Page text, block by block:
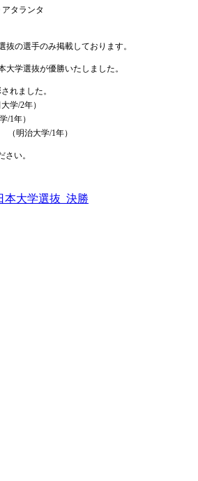
タランタ
の選手のみ掲載しております。
大学選抜が優勝いたしました。
れました。
学/2年）
1年）
明治大学/1年）
い。
本大学選抜_決勝